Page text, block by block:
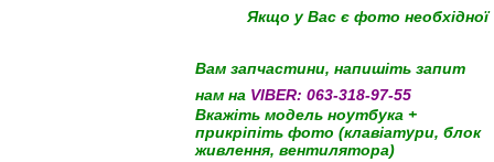
Якщо у Вас є фото необхідної
Вам запчастини, напишіть запит
нам на VIBER: 063-318-97-55
Вкажіть модель ноутбука +
прикріпіть фото (клавіатури, блок
живлення, вентилятора)